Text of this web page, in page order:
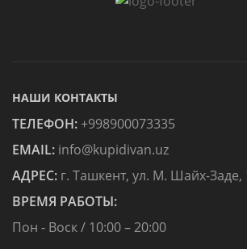
НАШИ КОНТАКТЫ
ТЕЛЕФОН: +998900073335
EMAIL: info@kupidivan.uz
АДРЕС: г. Ташкент, ул. М. Шайх-Заде,
ВРЕМЯ РАБОТЫ:
Пон - Воск / 10:00 – 20:00